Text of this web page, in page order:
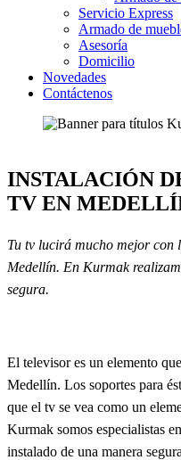
Servicio Express
Armado de
Asesoría
Domicilio
Novedades
Contáctenos
INSTALACIÓN
TV EN
Tu tv lucirá mucho mejor con
Medellín. En Kurmak
segura.
El televisor es un elemento
Medellín. Los soportes para
que el tv se vea como un
Kurmak somos especialistas
instalado de una manera